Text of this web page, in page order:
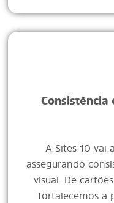
Consistência
A Sites 10 vai
assegurando
visual. De
fortalecemos a